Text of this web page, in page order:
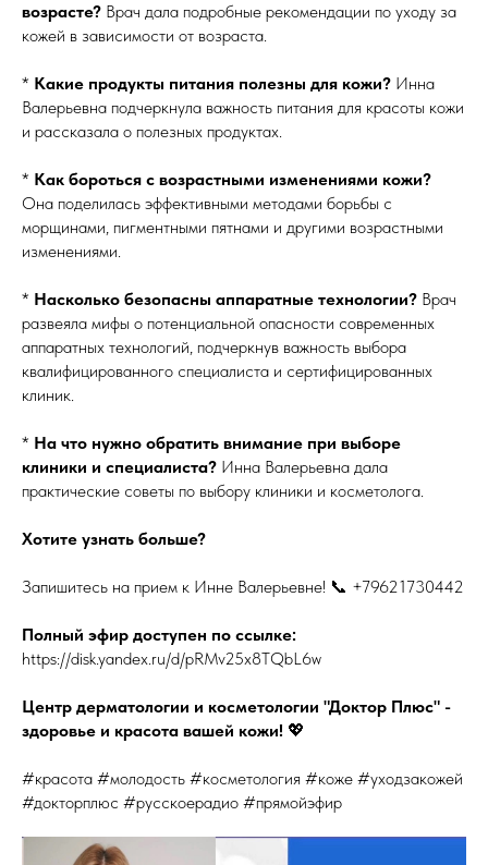
возрасте? Врач дала подробные рекомендации по уходу за
кожей в зависимости от возраста.
* Какие продукты питания полезны для кожи? Инна
Валерьевна подчеркнула важность питания для красоты кожи
и рассказала о полезных продуктах.
* Как бороться с возрастными изменениями кожи?
Она поделилась эффективными методами борьбы с
морщинами, пигментными пятнами и другими возрастными
изменениями.
* Насколько безопасны аппаратные технологии? Врач
развеяла мифы о потенциальной опасности современных
аппаратных технологий, подчеркнув важность выбора
квалифицированного специалиста и сертифицированных
клиник.
* На что нужно обратить внимание при выборе
клиники и специалиста? Инна Валерьевна дала
практические советы по выбору клиники и косметолога.
Хотите узнать больше?
Запишитесь на прием к Инне Валерьевне! 📞 +79621730442
Полный эфир доступен по ссылке:
https://disk.yandex.ru/d/pRMv25x8TQbL6w
Центр дерматологии и косметологии "Доктор Плюс" -
здоровье и красота вашей кожи! 💖
#красота #молодость #косметология #коже #уходзакожей
#докторплюс #русскоерадио #прямойэфир